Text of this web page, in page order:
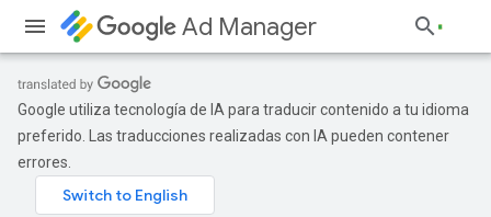
Ad Manager
Google utiliza tecnología de IA para traducir contenido a tu idioma
preferido. Las traducciones realizadas con IA pueden contener
errores.